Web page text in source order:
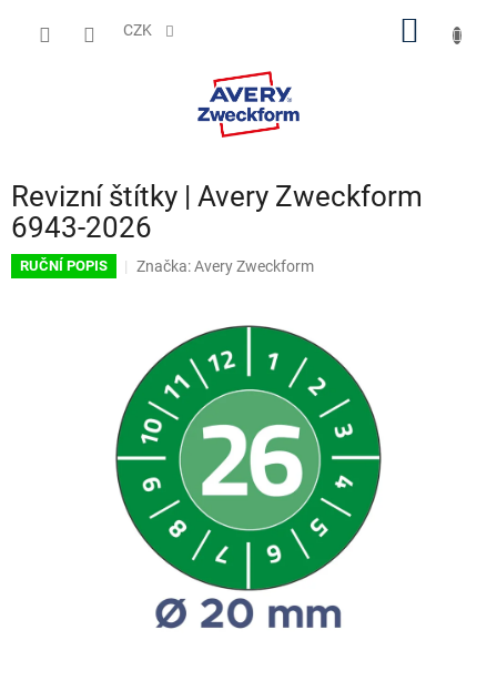
CZK
Revizní štítky | Avery Zweckform
6943-2026
RUČNÍ POPIS Značka:Avery Zweckform